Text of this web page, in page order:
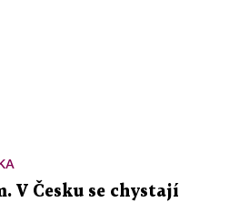
V Česku se chystají